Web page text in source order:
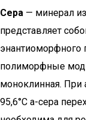
Сера — минерал
представляет
энантиоморфного
полиморфные
моноклинная. При
95,6°С a-сера